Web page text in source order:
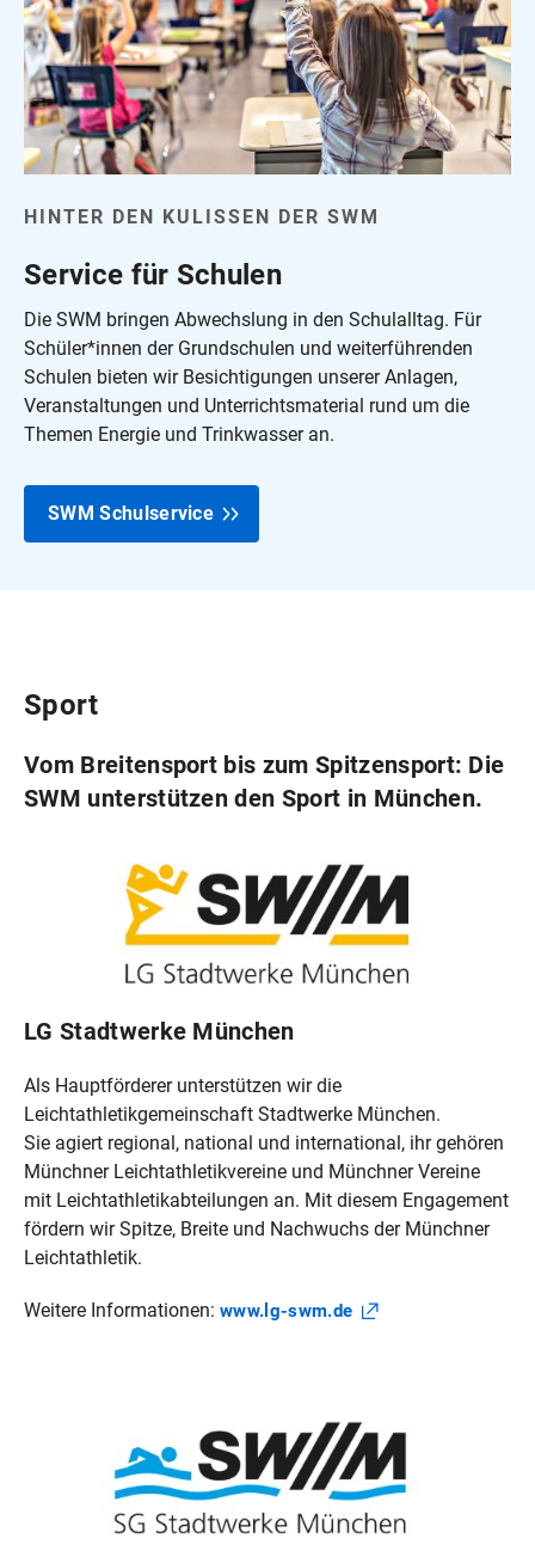
HINTER DEN KULISSEN DER SWM
Service für Schulen
Die SWM bringen Abwechslung in den Schulalltag. Für
Schüler*innen der Grundschulen und weiterführenden
Schulen bieten wir Besichtigungen unserer Anlagen,
Veranstaltungen und Unterrichtsmaterial rund um die
Themen Energie und Trinkwasser an.
SWM Schulservice
Sport
Vom Breitensport bis zum Spitzensport: Die
SWM unterstützen den Sport in München.
LG Stadtwerke München
Als Hauptförderer unterstützen wir die
Leichtathletikgemeinschaft Stadtwerke München.
Sie agiert regional, national und international, ihr gehören
Münchner Leichtathletikvereine und Münchner Vereine
mit Leichtathletikabteilungen an. Mit diesem Engagement
fördern wir Spitze, Breite und Nachwuchs der Münchner
Leichtathletik.
Weitere Informationen: www.lg-swm.de